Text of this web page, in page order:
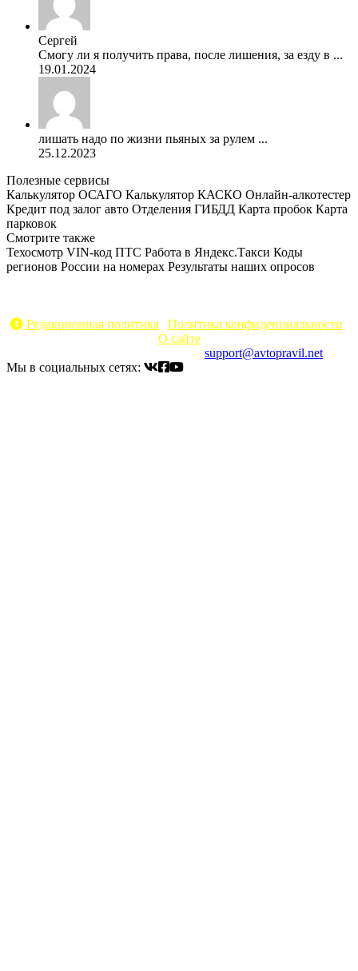
Сергей
Смогу ли я получить права, после лишения, за езду в ...
19.01.2024
лишать надо по жизни пьяных за рулем ...
25.12.2023
Полезные сервисы
Калькулятор ОСАГО Калькулятор КАСКО Онлайн-алкотестер
Кредит под залог авто Отделения ГИБДД Карта пробок Карта
парковок
Смотрите также
Техосмотр VIN-код ПТС Работа в Яндекс.Такси Коды
регионов России на номерах Результаты наших опросов
Редакционная политика
Политика конфиденциальности
О сайте
support@avtopravil.net
Мы в социальных сетях: